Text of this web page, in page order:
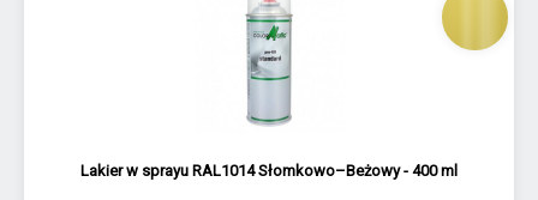
Lakier w sprayu RAL1014 Słomkowo–Beżowy - 400 ml